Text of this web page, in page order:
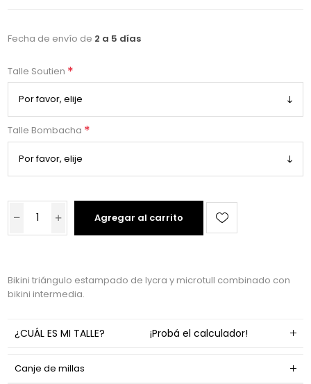
Fecha de envío de 2 a 5 días
Talle Soutien *
Talle Bombacha *
Agregar al carrito
Bikini triángulo estampado de lycra y microtull combinado con
bikini intermedia.
¿CUÁL ES MI TALLE? ¡Probá el calculador!
Canje de millas